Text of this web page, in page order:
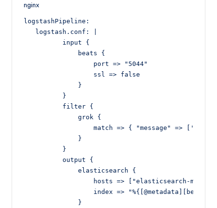
nginx
logstashPipeline:
   logstash.conf: |
          input {
              beats {
                  port => "5044"
                  ssl => false
              }
          }
          filter {
              grok {
match => { "message" =>
              }
          }
          output {
              elasticsearch {
hosts => ["elasticsearch-
index => "%{[@metadata][beat]}-
              }